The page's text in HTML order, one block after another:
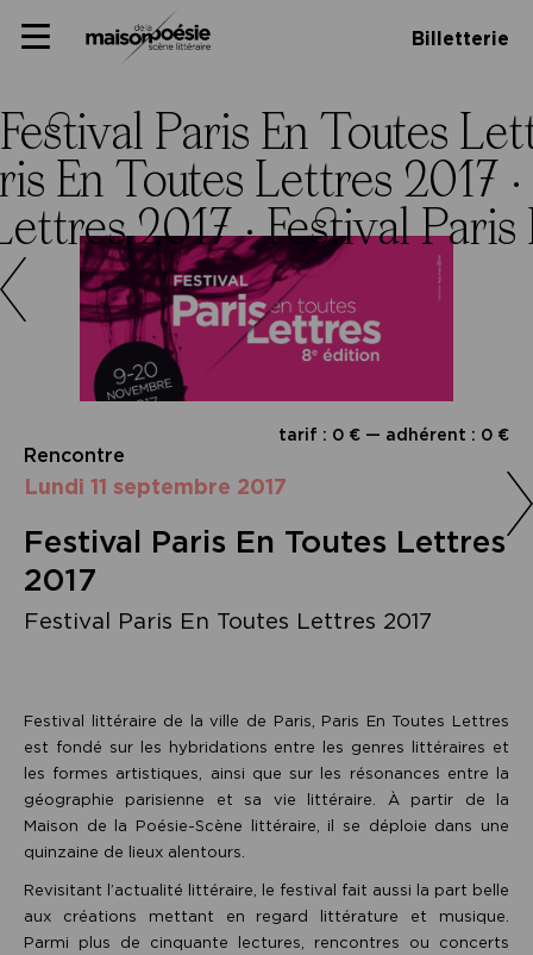
Panneau de gestion des cookies
to
littéraire
Primary
Billetterie
Festival Paris En Toutes
En Toutes Lettres 2017 ·
2017 ·Festival
tarif : 0 € — adhérent : 0 €
Rencontre
lundi 11 septembre 2017
Festival Paris En Toutes Lettres
2017
Festival Paris En Toutes Lettres 2017
Festival littéraire de la ville de Paris, Paris En Toutes Lettres
est fondé sur les hybridations entre les genres littéraires et
les formes artistiques, ainsi que sur les résonances entre la
géographie parisienne et sa vie littéraire. À partir de la
Maison de la Poésie-Scène littéraire, il se déploie dans une
quinzaine de lieux alentours.
Revisitant l’actualité littéraire, le festival fait aussi la part belle
aux créations mettant en regard littérature et musique.
Parmi plus de cinquante lectures, rencontres ou concerts